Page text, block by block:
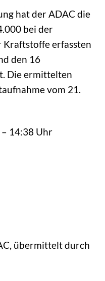
hat der ADAC die
bei der
erfassten
den 16
Die ermittelten
vom 21.
14:38 Uhr
übermittelt durch